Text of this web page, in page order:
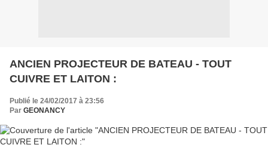
ANCIEN PROJECTEUR DE BATEAU - TOUT
CUIVRE ET LAITON :
Publié le 24/02/2017 à 23:56
Par GEONANCY